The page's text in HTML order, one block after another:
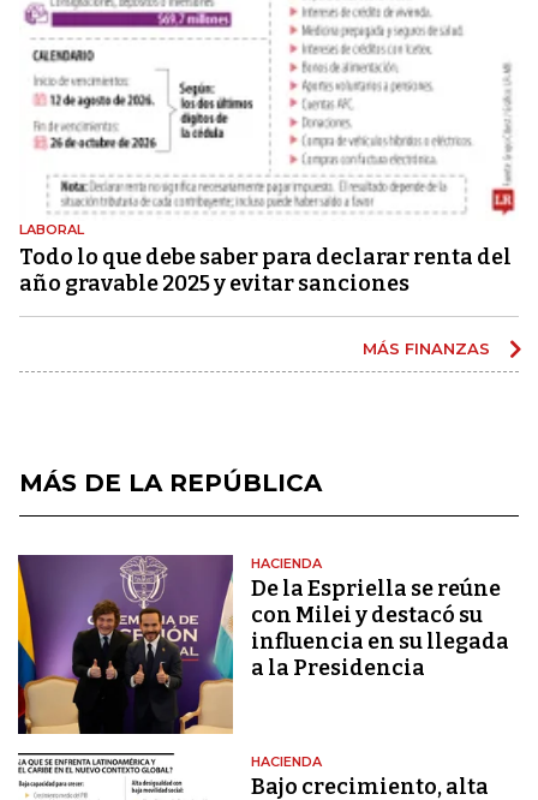
LABORAL
Todo lo que debe saber para declarar renta del
año gravable 2025 y evitar sanciones
MÁS FINANZAS
MÁS DE LA REPÚBLICA
HACIENDA
De la Espriella se reúne
con Milei y destacó su
influencia en su llegada
a la Presidencia
HACIENDA
Bajo crecimiento, alta